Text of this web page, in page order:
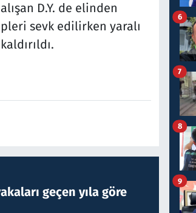
D.Y. de elinden
sevk edilirken yaralı
geçen yıla göre
6
7
8
9